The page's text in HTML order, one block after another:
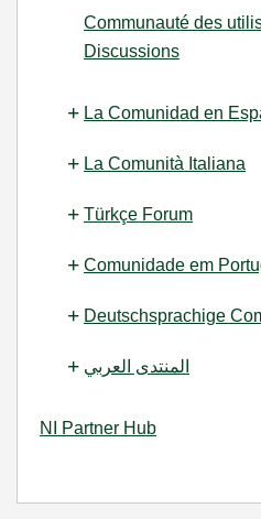
Communauté des
Discussions
La Comunidad en
La Comunità Italiana
Türkçe Forum
Comunidade em
Deutschsprachige
المنتدى العربي
NI Partner Hub